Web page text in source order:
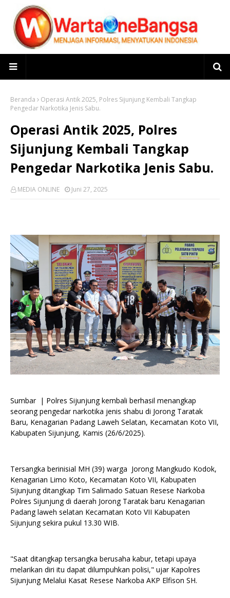
Beranda
Operasi Antik 2025, Polres Sijunjung Kembali Tangkap
Pengedar Narkotika Jenis Sabu.
Operasi Antik 2025, Polres
Sijunjung Kembali Tangkap
Pengedar Narkotika Jenis Sabu.
MEDIA ONLINE Juni 27, 2025
Sumbar | Polres Sijunjung kembali berhasil menangkap
seorang pengedar narkotika jenis shabu di Jorong Taratak
Baru, Kenagarian Padang Laweh Selatan, Kecamatan Koto VII,
Kabupaten Sijunjung, Kamis (26/6/2025).
Tersangka berinisial MH (39) warga Jorong Mangkudo Kodok,
Kenagarian Limo Koto, Kecamatan Koto VII, Kabupaten
Sijunjung ditangkap Tim Salimado Satuan Resese Narkoba
Polres Sijunjung di daerah Jorong Taratak baru Kenagarian
Padang laweh selatan Kecamatan Koto VII Kabupaten
Sijunjung sekira pukul 13.30 WIB.
"Saat ditangkap tersangka berusaha kabur, tetapi upaya
melarikan diri itu dapat dilumpuhkan polisi," ujar Kapolres
Sijunjung Melalui Kasat Resese Narkoba AKP Elfison SH.